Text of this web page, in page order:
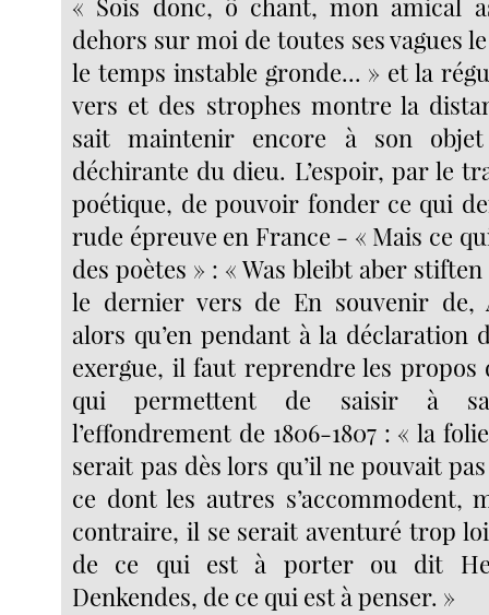
« Sois donc, ô chant, mon amical
dehors sur moi de toutes ses vagues
le temps instable gronde... » et la
vers et des strophes montre la
sait maintenir encore à son
déchirante du dieu. L’espoir, par le
poétique, de pouvoir fonder ce qui
rude épreuve en France - « Mais ce
des poètes » : « Was bleibt aber
le dernier vers de En souvenir de,
alors qu’en pendant à la déclaration
exergue, il faut reprendre les propos
qui permettent de saisir à
l’effondrement de 1806-1807 : « la
serait pas dès lors qu’il ne pouvait
ce dont les autres s’accommodent,
contraire, il se serait aventuré trop
de ce qui est à porter ou dit
Denkendes, de ce qui est à penser. »